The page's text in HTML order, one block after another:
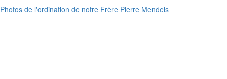
Photos de l'ordination de notre Frère Pierre Mendels